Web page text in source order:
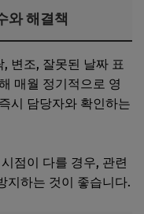
와 해결책
변조, 잘못된 날짜 표
매월 정기적으로 영
시 담당자와 확인하는
점이 다를 경우, 관련
지하는 것이 좋습니다.